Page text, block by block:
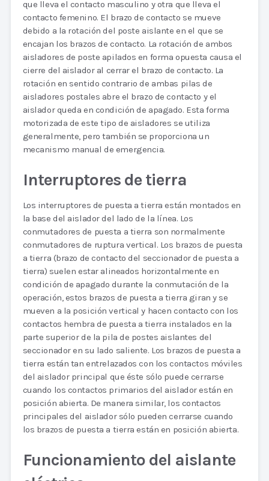
que lleva el contacto masculino y otra que lleva el
contacto femenino. El brazo de contacto se mueve
debido a la rotación del poste aislante en el que se
encajan los brazos de contacto. La rotación de ambos
aisladores de poste apilados en forma opuesta causa el
cierre del aislador al cerrar el brazo de contacto. La
rotación en sentido contrario de ambas pilas de
aisladores postales abre el brazo de contacto y el
aislador queda en condición de apagado. Esta forma
motorizada de este tipo de aisladores se utiliza
generalmente, pero también se proporciona un
mecanismo manual de emergencia.
Interruptores de tierra
Los interruptores de puesta a tierra están montados en
la base del aislador del lado de la línea. Los
conmutadores de puesta a tierra son normalmente
conmutadores de ruptura vertical. Los brazos de puesta
a tierra (brazo de contacto del seccionador de puesta a
tierra) suelen estar alineados horizontalmente en
condición de apagado durante la conmutación de la
operación, estos brazos de puesta a tierra giran y se
mueven a la posición vertical y hacen contacto con los
contactos hembra de puesta a tierra instalados en la
parte superior de la pila de postes aislantes del
seccionador en su lado saliente. Los brazos de puesta a
tierra están tan entrelazados con los contactos móviles
del aislador principal que éste sólo puede cerrarse
cuando los contactos primarios del aislador están en
posición abierta. De manera similar, los contactos
principales del aislador sólo pueden cerrarse cuando
los brazos de puesta a tierra están en posición abierta.
Funcionamiento del aislante